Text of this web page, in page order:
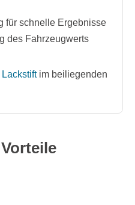
für schnelle Ergebnisse
des Fahrzeugwerts
Lackstift im beiliegenden